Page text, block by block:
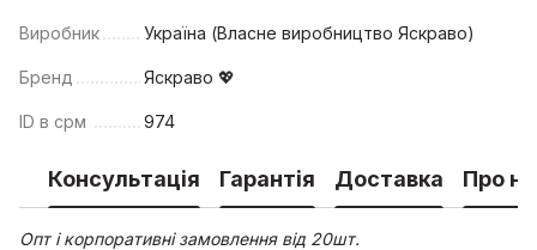
Виробник Україна (Власне виробництво Яскраво)
Бренд Яскраво 💖
ID в срм 974
Консультація Гарантія Доставка Про
Опт і корпоративні замовлення від 20шт.